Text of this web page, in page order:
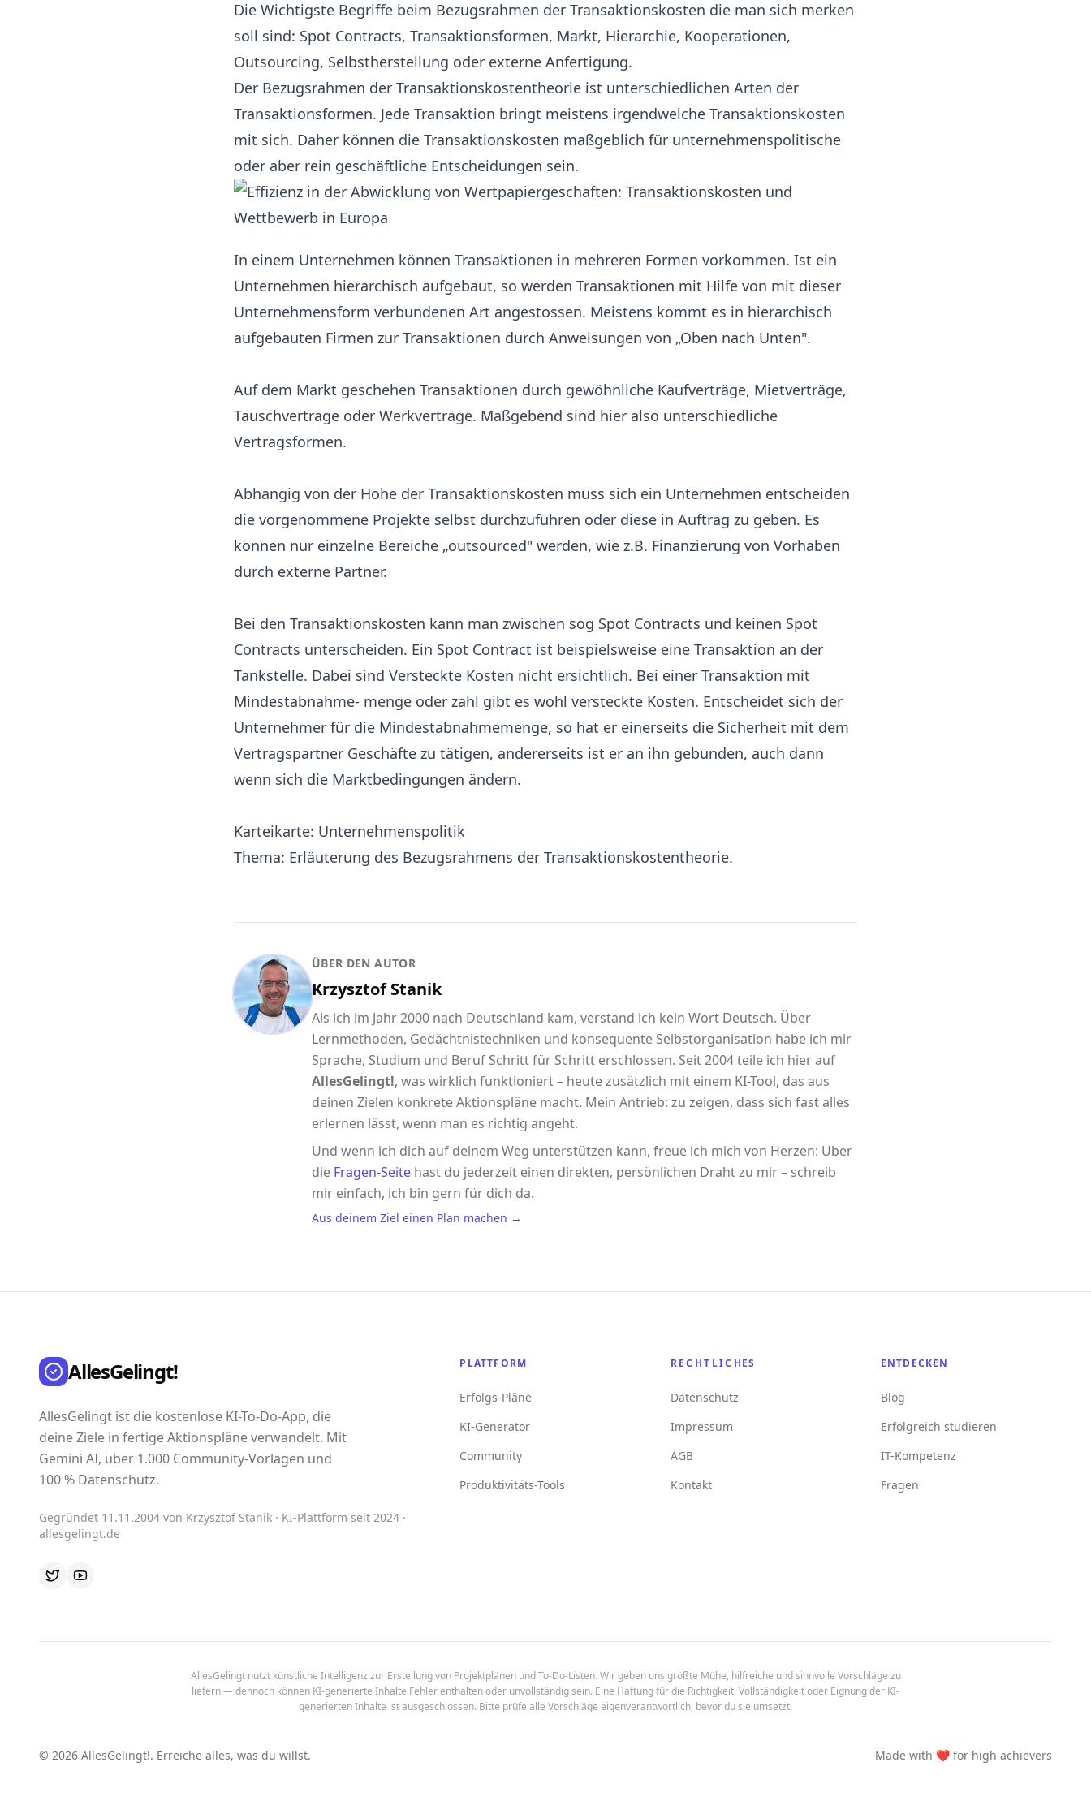
Die Wichtigste Begriffe beim Bezugsrahmen der Transaktionskosten die man sich merken
soll sind: Spot Contracts, Transaktionsformen, Markt, Hierarchie, Kooperationen,
Outsourcing, Selbstherstellung oder externe Anfertigung.
Der Bezugsrahmen der Transaktionskostentheorie ist unterschiedlichen Arten der
Transaktionsformen. Jede Transaktion bringt meistens irgendwelche Transaktionskosten
mit sich. Daher können die Transaktionskosten maßgeblich für unternehmenspolitische
oder aber rein geschäftliche Entscheidungen sein.
In einem Unternehmen können Transaktionen in mehreren Formen vorkommen. Ist ein
Unternehmen hierarchisch aufgebaut, so werden Transaktionen mit Hilfe von mit dieser
Unternehmensform verbundenen Art angestossen. Meistens kommt es in hierarchisch
aufgebauten Firmen zur Transaktionen durch Anweisungen von „Oben nach Unten".
Auf dem Markt geschehen Transaktionen durch gewöhnliche Kaufverträge, Mietverträge,
Tauschverträge oder Werkverträge. Maßgebend sind hier also unterschiedliche
Vertragsformen.
Abhängig von der Höhe der Transaktionskosten muss sich ein Unternehmen entscheiden
die vorgenommene Projekte selbst durchzuführen oder diese in Auftrag zu geben. Es
können nur einzelne Bereiche „outsourced" werden, wie z.B. Finanzierung von Vorhaben
durch externe Partner.
Bei den Transaktionskosten kann man zwischen sog Spot Contracts und keinen Spot
Contracts unterscheiden. Ein Spot Contract ist beispielsweise eine Transaktion an der
Tankstelle. Dabei sind Versteckte Kosten nicht ersichtlich. Bei einer Transaktion mit
Mindestabnahme- menge oder zahl gibt es wohl versteckte Kosten. Entscheidet sich der
Unternehmer für die Mindestabnahmemenge, so hat er einerseits die Sicherheit mit dem
Vertragspartner Geschäfte zu tätigen, andererseits ist er an ihn gebunden, auch dann
wenn sich die Marktbedingungen ändern.
Karteikarte: Unternehmenspolitik
Thema: Erläuterung des Bezugsrahmens der Transaktionskostentheorie.
ÜBER DEN AUTOR
Krzysztof Stanik
Als ich im Jahr 2000 nach Deutschland kam, verstand ich kein Wort Deutsch. Über
Lernmethoden, Gedächtnistechniken und konsequente Selbstorganisation habe ich mir
Sprache, Studium und Beruf Schritt für Schritt erschlossen. Seit 2004 teile ich hier auf
AllesGelingt!, was wirklich funktioniert – heute zusätzlich mit einem KI-Tool, das aus
deinen Zielen konkrete Aktionspläne macht. Mein Antrieb: zu zeigen, dass sich fast alles
erlernen lässt, wenn man es richtig angeht.
Und wenn ich dich auf deinem Weg unterstützen kann, freue ich mich von Herzen: Über
die Fragen-Seite hast du jederzeit einen direkten, persönlichen Draht zu mir – schreib
mir einfach, ich bin gern für dich da.
Aus deinem Ziel einen Plan machen →
AllesGelingt!
AllesGelingt ist die kostenlose KI-To-Do-App, die
deine Ziele in fertige Aktionspläne verwandelt. Mit
Gemini AI, über 1.000 Community-Vorlagen und
100 % Datenschutz.
Gegründet 11.11.2004 von Krzysztof Stanik · KI-Plattform seit 2024 ·
allesgelingt.de
PLATTFORM
Erfolgs-Pläne
KI-Generator
Community
Produktivitäts-Tools
RECHTLICHES
Datenschutz
Impressum
AGB
Kontakt
ENTDECKEN
Blog
Erfolgreich studieren
IT-Kompetenz
Fragen
AllesGelingt nutzt künstliche Intelligenz zur Erstellung von Projektplänen und To-Do-Listen. Wir geben uns größte Mühe, hilfreiche und sinnvolle Vorschläge zu
liefern — dennoch können KI-generierte Inhalte Fehler enthalten oder unvollständig sein. Eine Haftung für die Richtigkeit, Vollständigkeit oder Eignung der KI-
generierten Inhalte ist ausgeschlossen. Bitte prüfe alle Vorschläge eigenverantwortlich, bevor du sie umsetzt.
© 2026 AllesGelingt!. Erreiche alles, was du willst. Made with ❤️ for high achievers